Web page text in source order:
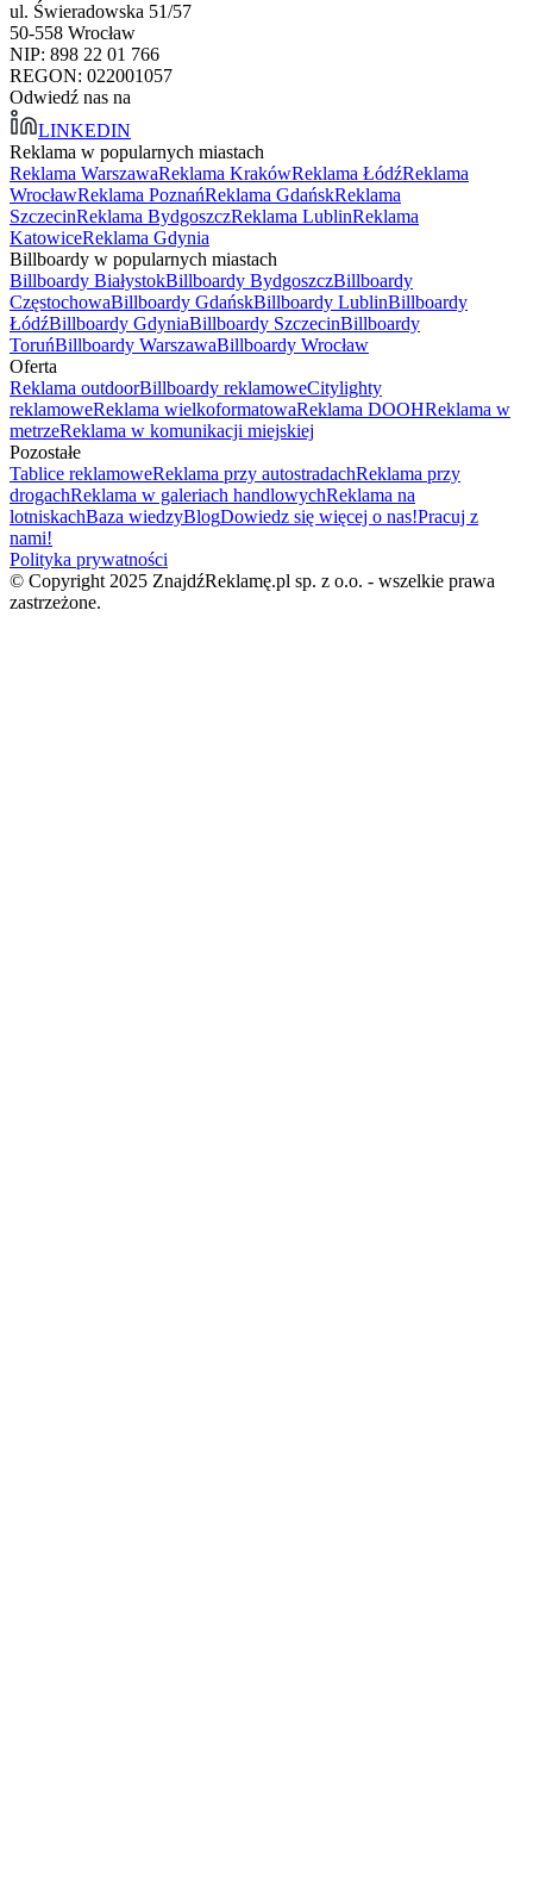
ul. Świeradowska 51/57
50-558 Wrocław
NIP: 898 22 01 766
REGON: 022001057
Odwiedź nas na
LINKEDIN
Reklama w popularnych miastach
Reklama WarszawaReklama KrakówReklama ŁódźReklama
WrocławReklama PoznańReklama GdańskReklama
SzczecinReklama BydgoszczReklama LublinReklama
KatowiceReklama Gdynia
Billboardy w popularnych miastach
Billboardy BiałystokBillboardy BydgoszczBillboardy
CzęstochowaBillboardy GdańskBillboardy LublinBillboardy
ŁódźBillboardy GdyniaBillboardy SzczecinBillboardy
ToruńBillboardy WarszawaBillboardy Wrocław
Oferta
Reklama outdoorBillboardy reklamoweCitylighty
reklamoweReklama wielkoformatowaReklama DOOHReklama w
metrzeReklama w komunikacji miejskiej
Pozostałe
Tablice reklamoweReklama przy autostradachReklama przy
drogachReklama w galeriach handlowychReklama na
lotniskachBaza wiedzyBlogDowiedz się więcej o nas!Pracuj z
nami!
Polityka prywatności
© Copyright 2025 ZnajdźReklamę.pl sp. z o.o. - wszelkie prawa
zastrzeżone.